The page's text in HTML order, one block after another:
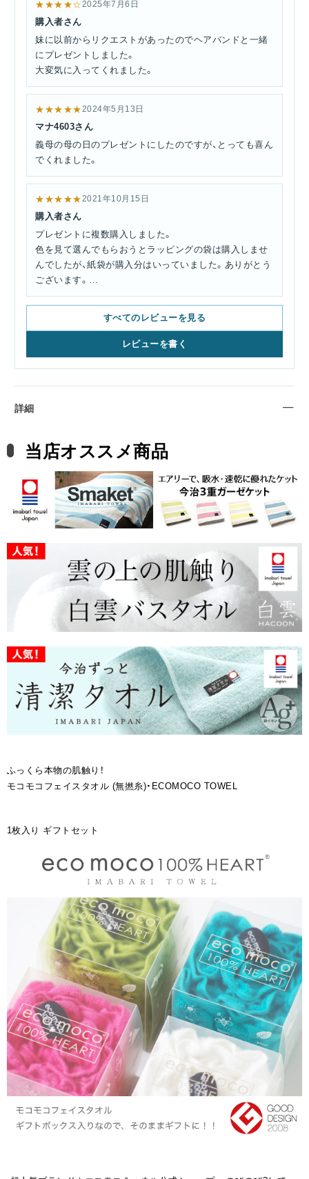
★★★★☆2025年7月6日
購入者さん
妹に以前からリクエストがあったのでヘアバンドと一緒
にプレゼントしました。
大変気に入ってくれました。
★★★★★2024年5月13日
マナ4603さん
義母の母の日のプレゼントにしたのですが、とっても喜ん
でくれました。
★★★★★2021年10月15日
購入者さん
プレゼントに複数購入しました。
色を見て選んでもらおうとラッピングの袋は購入しませ
んでしたが、紙袋が購入分はいっていました。ありがとう
ございます。
見た目、とてもかわいく、華やかです。
すべてのレビューを見る
レビューを書く
詳細
当店オススメ商品
ふっくら本物の肌触り！
モコモコフェイスタオル (無撚糸)・ECOMOCO TOWEL
1枚入り ギフトセット